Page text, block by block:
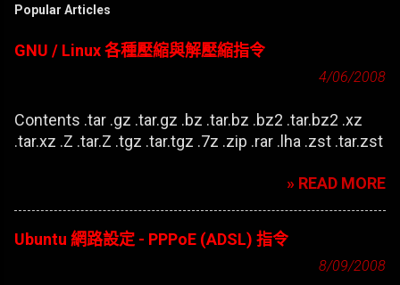
Popular Articles
GNU / Linux 各種壓縮與解壓縮指令
4/06/2008
Contents .tar .gz .tar.gz .bz .tar.bz .bz2 .tar.bz2 .xz
.tar.xz .Z .tar.Z .tgz .tar.tgz .7z .zip .rar .lha .zst .tar.zst
» READ MORE
Ubuntu 網路設定 - PPPoE (ADSL) 指令
8/09/2008